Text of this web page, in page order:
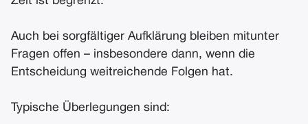
Auch bei sorgfältiger Aufklärung bleiben mitunter
Fragen offen – insbesondere dann, wenn die
Entscheidung weitreichende Folgen hat.
Typische Überlegungen sind: